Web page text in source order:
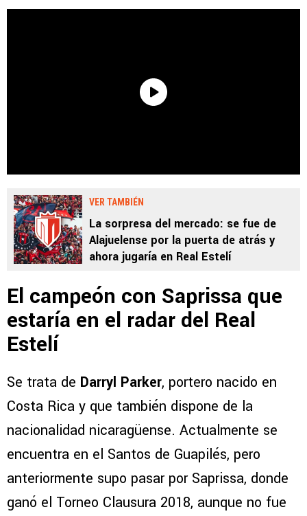
VER TAMBIÉN
La sorpresa del mercado: se fue de
Alajuelense por la puerta de atrás y
ahora jugaría en Real Estelí
El campeón con Saprissa que
estaría en el radar del Real
Estelí
Se trata de Darryl Parker, portero nacido en
Costa Rica y que también dispone de la
nacionalidad nicaragüense. Actualmente se
encuentra en el Santos de Guapilés, pero
anteriormente supo pasar por Saprissa, donde
ganó el Torneo Clausura 2018, aunque no fue